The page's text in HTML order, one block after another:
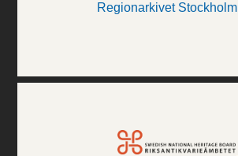
Regionarkivet Stockholm